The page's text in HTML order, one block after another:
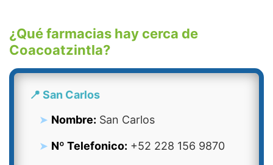
¿Qué farmacias hay cerca de
Coacoatzintla?
📍 San Carlos
Nombre: San Carlos
Nº Telefonico: +52 228 156 9870